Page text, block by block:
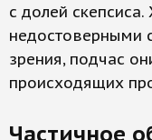
с долей
недостоверными
зрения, подчас
происходящих